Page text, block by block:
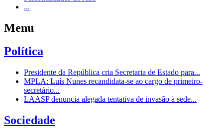
...
Menu
Política
Presidente da República cria Secretaria de Estado para...
MPLA: Luís Nunes recandidata-se ao cargo de primeiro-
secretário...
LAASP denuncia alegada tentativa de invasão à sede...
Sociedade